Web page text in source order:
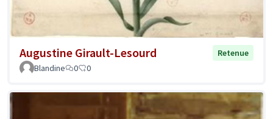
Augustine Girault-Lesourd
Retenue
Blandine
0 0